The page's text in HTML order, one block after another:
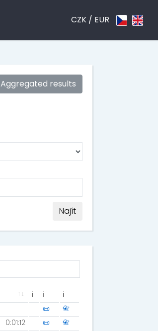
CZK / EUR
Aggregated results
Najít
ℹ ℹ
ℹ
📜
📇
0:01:12 📜
📇